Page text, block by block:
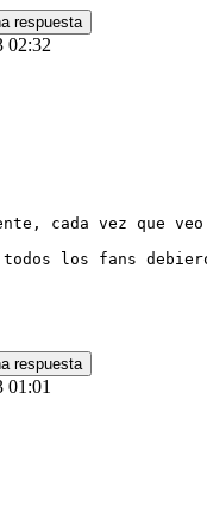
respuesta
02:32
cada vez que
todos los fans
respuesta
01:01